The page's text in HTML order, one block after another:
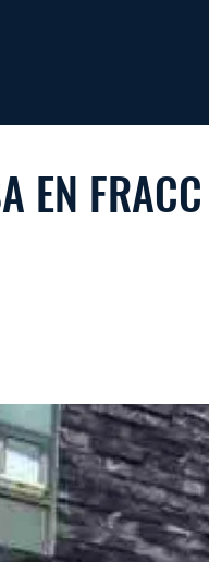
EN